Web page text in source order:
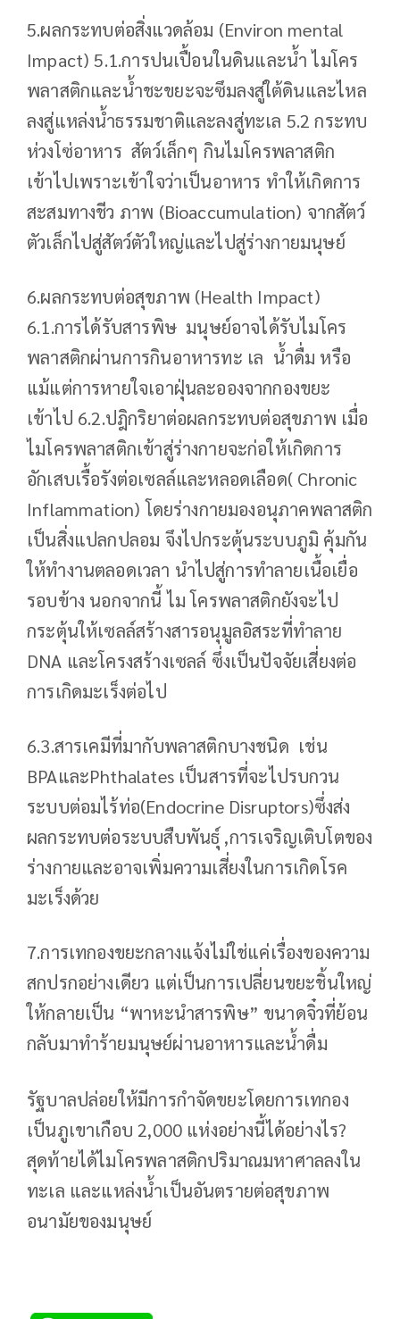
5.ผลกระทบต่อสิ่งแวดล้อม (Environ mental
Impact) 5.1.การปนเปื้อนในดินและน้ำ ไมโคร
พลาสติกและน้ำชะขยะจะซึมลงสู่ใต้ดินและไหล
ลงสู่แหล่งน้ำธรรมชาติและลงสู่ทะเล 5.2 กระทบ
ห่วงโซ่อาหาร สัตว์เล็กๆ กินไมโครพลาสติก
เข้าไปเพราะเข้าใจว่าเป็นอาหาร ทำให้เกิดการ
สะสมทางชีว ภาพ (Bioaccumulation) จากสัตว์
ตัวเล็กไปสู่สัตว์ตัวใหญ่และไปสู่ร่างกายมนุษย์
6.ผลกระทบต่อสุขภาพ (Health Impact)
6.1.การได้รับสารพิษ มนุษย์อาจได้รับไมโคร
พลาสติกผ่านการกินอาหารทะ เล น้ำดื่ม หรือ
แม้แต่การหายใจเอาฝุ่นละอองจากกองขยะ
เข้าไป 6.2.ปฎิกริยาต่อผลกระทบต่อสุขภาพ เมื่อ
ไมโครพลาสติกเข้าสู่ร่างกายจะก่อให้เกิดการ
อักเสบเรื้อรังต่อเซลล์และหลอดเลือด( Chronic
Inflammation) โดยร่างกายมองอนุภาคพลาสติก
เป็นสิ่งแปลกปลอม จึงไปกระตุ้นระบบภูมิ คุ้มกัน
ให้ทำงานตลอดเวลา นำไปสู่การทำลายเนื้อเยื่อ
รอบข้าง นอกจากนี้ ไม โครพลาสติกยังจะไป
กระตุ้นให้เซลล์สร้างสารอนุมูลอิสระที่ทำลาย
DNA และโครงสร้างเซลล์ ซึ่งเป็นปัจจัยเสี่ยงต่อ
การเกิดมะเร็งต่อไป
6.3.สารเคมีที่มากับพลาสติกบางชนิด เช่น
BPAและPhthalates เป็นสารที่จะไปรบกวน
ระบบต่อมไร้ท่อ(Endocrine Disruptors)ซึ่งส่ง
ผลกระทบต่อระบบสืบพันธุ์ ,การเจริญเติบโตของ
ร่างกายและอาจเพิ่มความเสี่ยงในการเกิดโรค
มะเร็งด้วย
7.การเทกองขยะกลางแจ้งไม่ใช่แค่เรื่องของความ
สกปรกอย่างเดียว แต่เป็นการเปลี่ยนขยะชิ้นใหญ่
ให้กลายเป็น “พาหะนำสารพิษ” ขนาดจิ๋วที่ย้อน
กลับมาทำร้ายมนุษย์ผ่านอาหารและน้ำดื่ม
รัฐบาลปล่อยให้มีการกำจัดขยะโดยการเทกอง
เป็นภูเขาเกือบ 2,000 แห่งอย่างนี้ได้อย่างไร?
สุดท้ายได้ไมโครพลาสติกปริมาณมหาศาลลงใน
ทะเล และแหล่งน้ำเป็นอันตรายต่อสุขภาพ
อนามัยของมนุษย์